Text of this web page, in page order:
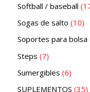
Softball / baseball
Sogas de salto 10
Soportes para bolsa
Steps 7
Sumergibles 6
SUPLEMENTOS 35